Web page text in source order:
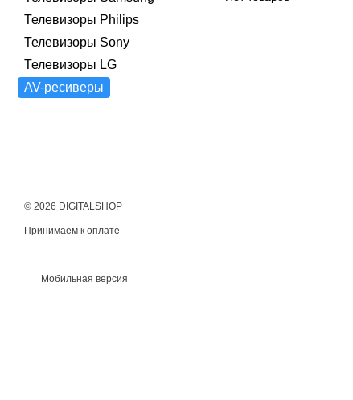
Телевизоры Philips
Телевизоры Sony
Телевизоры LG
AV-ресиверы
© 2026 DIGITALSHOP
Принимаем к оплате
Мобильная версия